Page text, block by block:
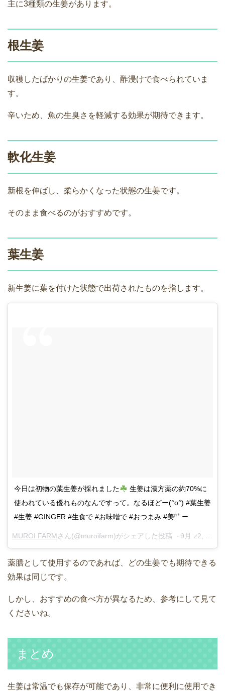
主に3種類の生姜があります。
根生姜
収穫したばかりの生姜であり、酢浸けで食べられていま
す。
辛いため、魚の生臭さを軽減する効果が期待できます。
軟化生姜
新根を伸ばし、柔らかくなった状態の生姜です。
そのまま食べるのがおすすめです。
葉生姜
新生姜に葉を付けた状態で出荷されたものを指します。
今日は初物の葉生姜が採れました
生姜は漢方薬の約70%に
使われている優れものなんですって。なるほどー(°o°) #葉生姜
#生姜 #GINGER #生食で #お味噌で #おつまみ #美味ー
MUROI FARMさん(@muroifarm)がシェアした投稿 – 9月 22, 2017 at 1:26午前 PDT
薬膳として使用するのであれば、どの生姜でも期待できる
効果は同じです。
しかし、おすすめの食べ方が異なるため、参考にして見て
くださいね。
まとめ
生姜は常温でも保存が可能であり、非常に便利に使用でき